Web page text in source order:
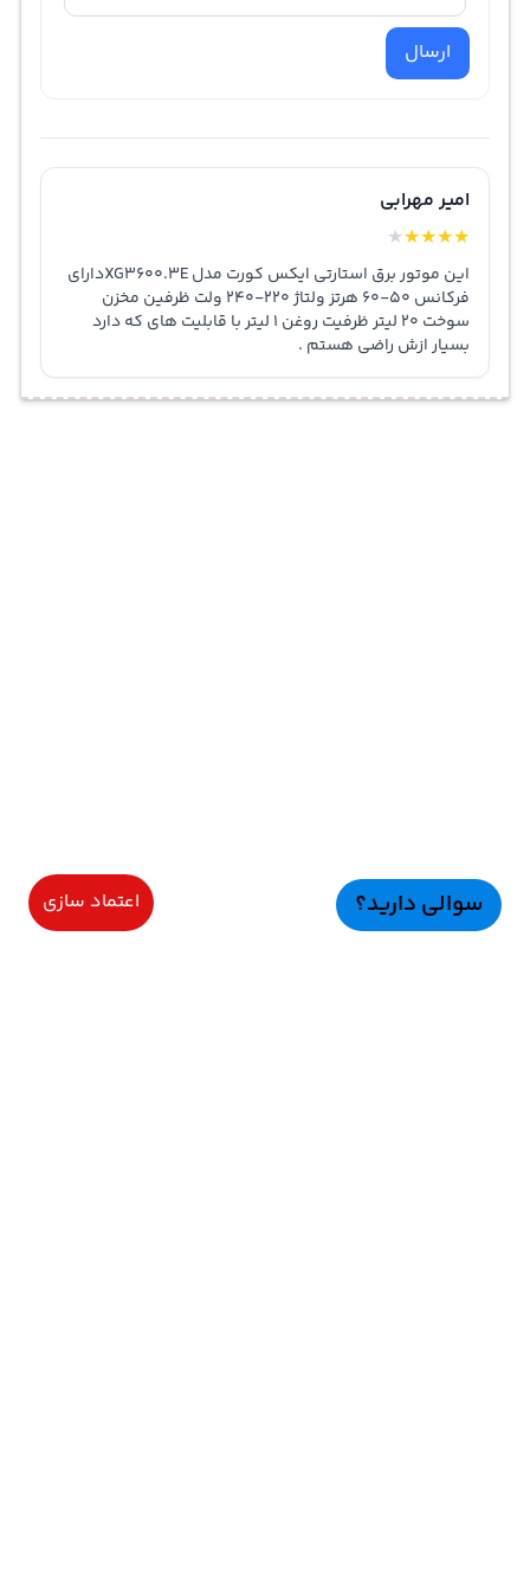
ارسال
امیر مهرابی
★
★
★
★
★
این موتور برق استارتی ایکس کورت مدل XG3600.3Eدارای
فرکانس 50-60 هرتز ولتاژ 220-240 ولت ظرفین مخزن
سوخت 20 لیتر ظرفیت روغن 1 لیتر با قابلیت های که دارد
بسیار ازش راضی هستم .
سوالی دارید؟ اعتماد سازی